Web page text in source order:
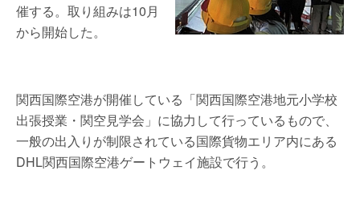
催する。取り組みは10月
から開始した。
関西国際空港が開催している「関西国際空港地元小学校
出張授業・関空見学会」に協力して行っているもので、
一般の出入りが制限されている国際貨物エリア内にある
DHL関西国際空港ゲートウェイ施設で行う。